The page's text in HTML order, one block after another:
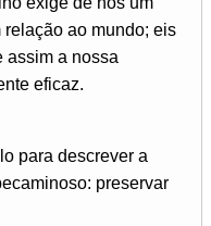
ao mundo; eis
assim a nossa
eficaz.
para descrever a
preservar